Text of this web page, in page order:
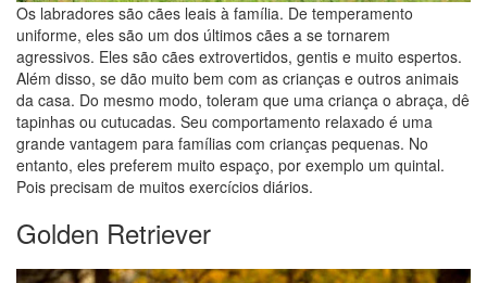
Os labradores são cães leais à família. De temperamento
uniforme, eles são um dos últimos cães a se tornarem
agressivos. Eles são cães extrovertidos, gentis e muito espertos.
Além disso, se dão muito bem com as crianças e outros animais
da casa. Do mesmo modo, toleram que uma criança o abraça, dê
tapinhas ou cutucadas. Seu comportamento relaxado é uma
grande vantagem para famílias com crianças pequenas. No
entanto, eles preferem muito espaço, por exemplo um quintal.
Pois precisam de muitos exercícios diários.
Golden Retriever